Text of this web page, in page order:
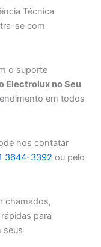
Técnica
se com
o suporte
Electrolux no Seu
em todos
nos contatar
3644-3392 ou pelo
chamados,
para
seus